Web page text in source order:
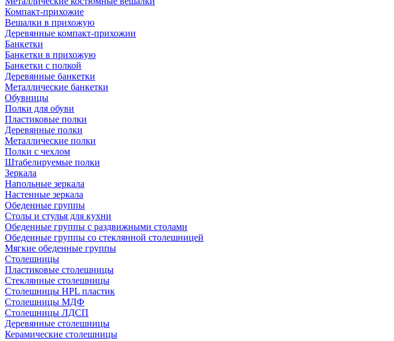
Компакт-прихожие
Вешалки в прихожую
Деревянные компакт-прихожии
Банкетки
Банкетки в прихожую
Банкетки с полкой
Деревянные банкетки
Металлические банкетки
Обувницы
Полки для обуви
Пластиковые полки
Деревянные полки
Металлические полки
Полки с чехлом
Штабелируемые полки
Зеркала
Напольные зеркала
Настенные зеркала
Обеденные группы
Столы и стулья для кухни
Обеденные группы с раздвижными столами
Обеденные группы со стеклянной столешницей
Мягкие обеденные группы
Столешницы
Пластиковые столешницы
Стеклянные столешницы
Столешницы HPL пластик
Столешницы МДФ
Столешницы ЛДСП
Деревянные столешницы
Керамические столешницы